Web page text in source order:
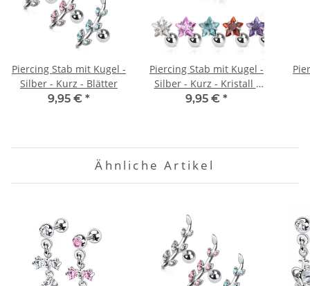
Piercing Stab mit Kugel -
Silber - Kurz - Blätter
9,95 € *
Piercing Stab mit Kugel -
Silber - Kurz - Kristall -
Stern
9,95 € *
Ähnliche Artikel